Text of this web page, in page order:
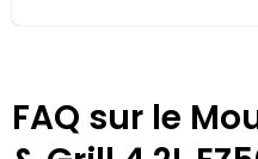
FAQ sur le